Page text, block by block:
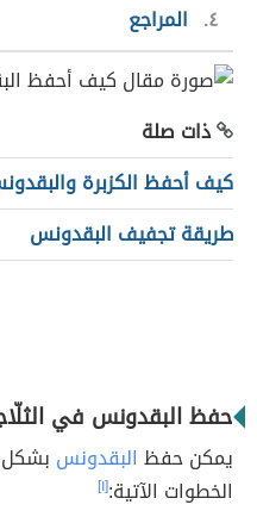
٤
المراجع
ذات صلة
كيف أحفظ الكزبرة
طريقة تجفيف البقدونس
حفظ البقدونس في
يمكن حفظ البقدونس بشكل
الخطوات الآتية:[١]